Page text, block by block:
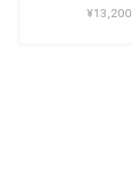
¥13,200